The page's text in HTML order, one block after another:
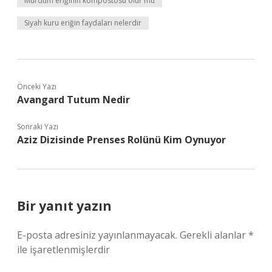
Siyah kuru eriğin faydaları nelerdir
Önceki Yazı
Avangard Tutum Nedir
Sonraki Yazı
Aziz Dizisinde Prenses Rolünü Kim Oynuyor
Bir yanıt yazın
E-posta adresiniz yayınlanmayacak. Gerekli alanlar*
ile işaretlenmişlerdir